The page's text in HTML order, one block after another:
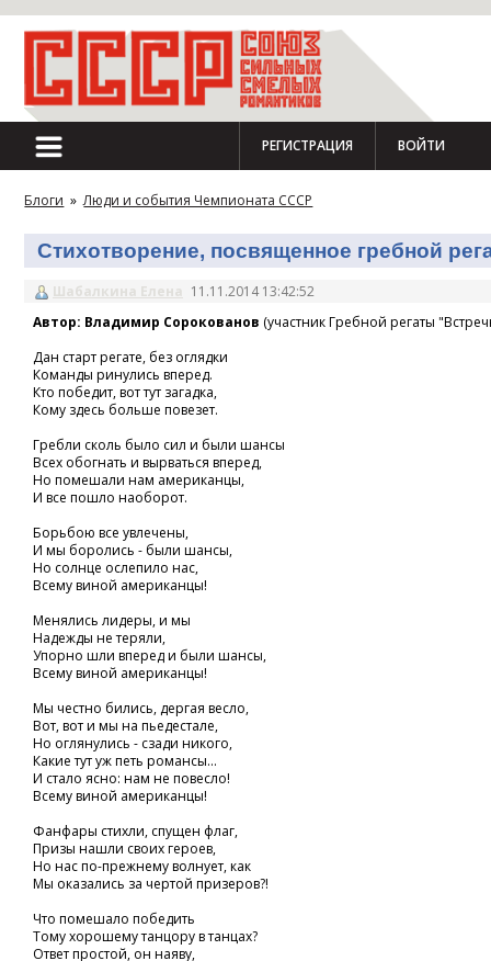
РЕГИСТРАЦИЯ ВОЙТИ
Блоги » Люди и события Чемпионата СССР
Стихотворение, посвященное гребной
Шабалкина Елена 11.11.2014 13:42:52
Автор: Владимир Сорокованов (участник Гребной регаты
Дан старт регате, без оглядки
Команды ринулись вперед.
Кто победит, вот тут загадка,
Кому здесь больше повезет.
Гребли сколь было сил и были шансы
Всех обогнать и вырваться вперед,
Но помешали нам американцы,
И все пошло наоборот.
Борьбою все увлечены,
И мы боролись - были шансы,
Но солнце ослепило нас,
Всему виной американцы!
Менялись лидеры, и мы
Надежды не теряли,
Упорно шли вперед и были шансы,
Всему виной американцы!
Мы честно бились, дергая весло,
Вот, вот и мы на пьедестале,
Но оглянулись - сзади никого,
Какие тут уж петь романсы...
И стало ясно: нам не повесло!
Всему виной американцы!
Фанфары стихли, спущен флаг,
Призы нашли своих героев,
Но нас по-прежнему волнует, как
Мы оказались за чертой призеров?!
Что помешало победить
Тому хорошему танцору в танцах?
Ответ простой, он наяву,